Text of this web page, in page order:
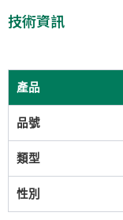
技術資訊
產品
品號
類型
性別